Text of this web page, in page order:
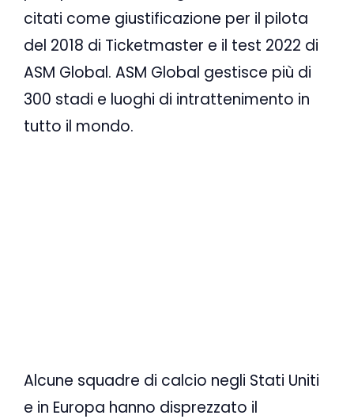
citati come giustificazione per il pilota
del 2018 di Ticketmaster e il test 2022 di
ASM Global. ASM Global gestisce più di
300 stadi e luoghi di intrattenimento in
tutto il mondo.
Alcune squadre di calcio negli Stati Uniti
e in Europa hanno disprezzato il